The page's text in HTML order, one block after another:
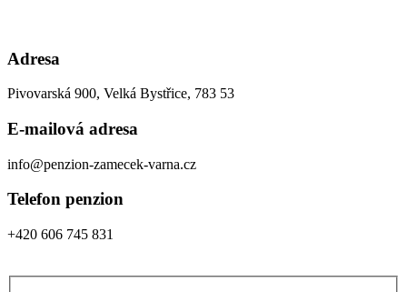
Adresa
Pivovarská 900, Velká Bystřice, 783 53
E-mailová adresa
info@penzion-zamecek-varna.cz
Telefon penzion
+420 606 745 831